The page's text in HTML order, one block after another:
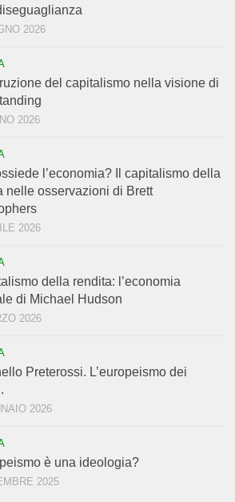
2026
del capitalismo nella visione di
2026
l’economia? Il capitalismo della
nelle osservazioni di Brett
2026
della rendita: l’economia
di Michael Hudson
2026
Preterossi. L’europeismo dei
2026
è una ideologia?
2025